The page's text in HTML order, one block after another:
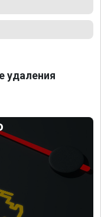
удаления